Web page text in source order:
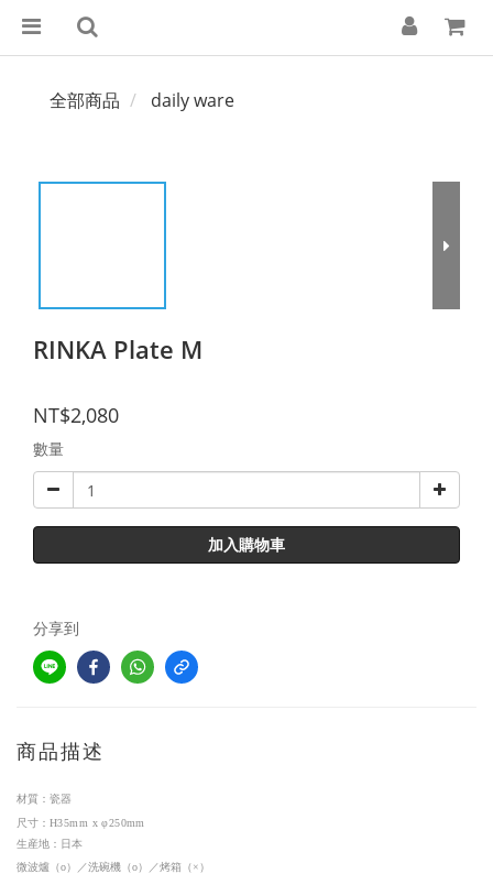
全部商品 daily ware
RINKA Plate M
NT$2,080
數量
加入購物車
分享到
商品描述
材質： 瓷器
尺寸： H35mm x φ250mm
生産地：日本
微波爐（o）／洗碗機（o）／烤箱（×）